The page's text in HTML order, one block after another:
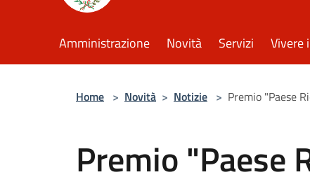
Amministrazione Novità Servizi Vivere
Home > Novità > Notizie > Premio "Paese
Premio "Paese